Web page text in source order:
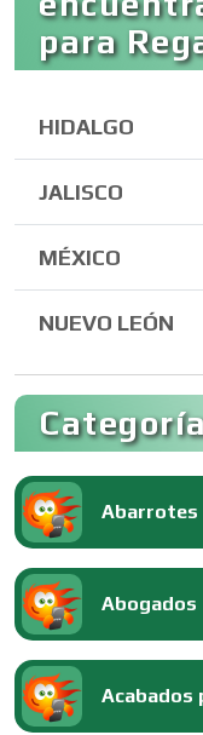
para
HIDALGO
JALISCO
MÉXICO
NUEVO LEÓN
Abarrotes
Abogados
Acabados